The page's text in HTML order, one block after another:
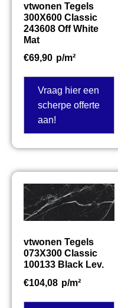
vtwonen Tegels
300X600 Classic
243608 Off White
Mat
€69,90 p/m²
Vraag hier een
scherpe offerte
aan!
vtwonen Tegels
073X300 Classic
100133 Black Lev.
€104,08 p/m²